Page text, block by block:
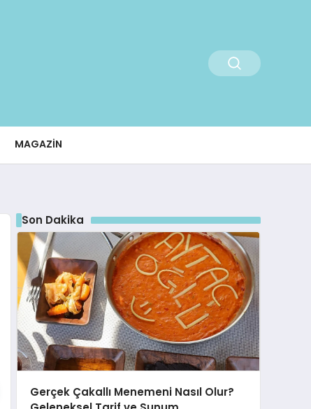
MAGAZIN
Son Dakika
Gerçek Çakallı Menemeni Nasıl Olur?